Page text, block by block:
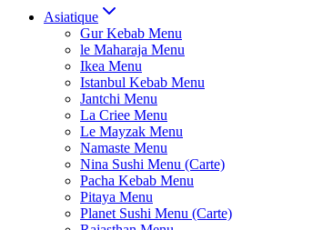
Asiatique
Gur Kebab Menu
le Maharaja Menu
Ikea Menu
Istanbul Kebab Menu
Jantchi Menu
La Criee Menu
Le Mayzak Menu
Namaste Menu
Nina Sushi Menu (Carte)
Pacha Kebab Menu
Pitaya Menu
Planet Sushi Menu (Carte)